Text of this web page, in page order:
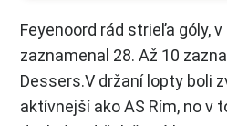
Feyenoord rád strieľa góly,
zaznamenal 28. Až 10
Dessers.V držaní lopty boli
aktívnejší ako AS Rím, no v